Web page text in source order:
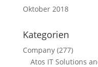
Oktober 2018
Kategorien
Company(277)
Atos IT Solutions